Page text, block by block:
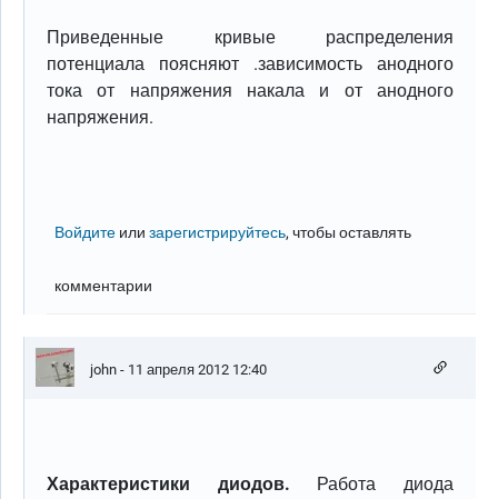
Приведенные кривые распределения
потенциала поясняют .зависимость анодного
тока от напряжения накала и от анодного
напряжения.
Войдите илизарегистрируйтесь, чтобы оставлять
комментарии
john - 11 апреля 2012 12:40
Характеристики диодов. Работа диода